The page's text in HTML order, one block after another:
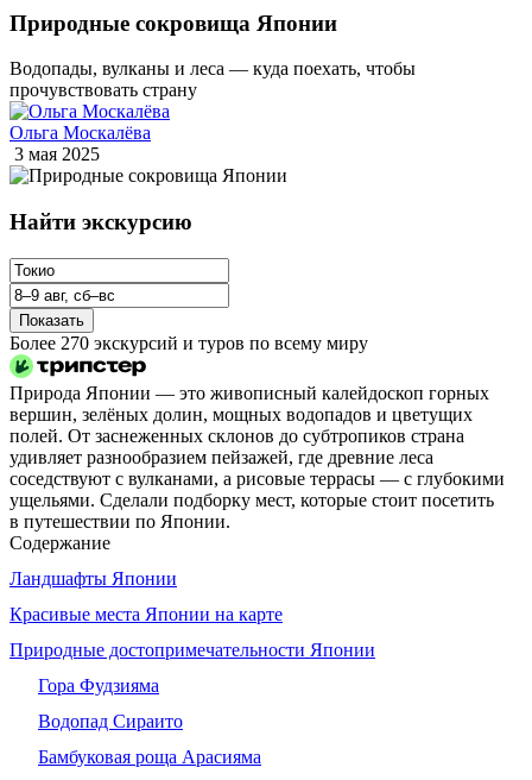
Природные сокровища Японии
Водопады, вулканы и леса — куда поехать, чтобы
прочувствовать страну
Ольга Москалёва
3 мая 2025
Найти экскурсию
Показать
Более 270 экскурсий и туров по всему миру
Природа Японии — это живописный калейдоскоп горных
вершин, зелёных долин, мощных водопадов и цветущих
полей. От заснеженных склонов до субтропиков страна
удивляет разнообразием пейзажей, где древние леса
соседствуют с вулканами, а рисовые террасы — с глубокими
ущельями. Сделали подборку мест, которые стоит посетить
в путешествии по Японии.
Содержание
Ландшафты Японии
Красивые места Японии на карте
Природные до­сто­при­ме­ча­тель­но­сти Японии
Гора Фудзияма
Водопад Сираито
Бамбуковая роща Арасияма